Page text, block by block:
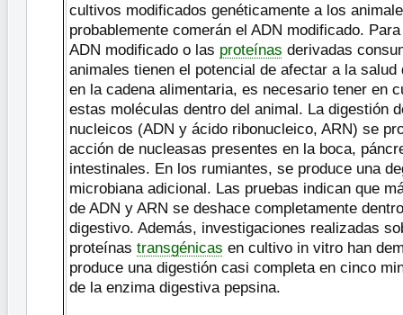
cultivos modificados genéticamente a los
probablemente comerán el ADN modificado.
ADN modificado o las proteínas derivadas
animales tienen el potencial de afectar a la salud
en la cadena alimentaria, es necesario tener en
estas moléculas dentro del animal. La digestión
nucleicos (ADN y ácido ribonucleico, ARN) se
acción de nucleasas presentes en la boca,
intestinales. En los rumiantes, se produce una
microbiana adicional. Las pruebas indican que
de ADN y ARN se deshace completamente
digestivo. Además, investigaciones realizadas
proteínas transgénicas en cultivo in vitro han
produce una digestión casi completa en cinco
de la enzima digestiva pepsina.